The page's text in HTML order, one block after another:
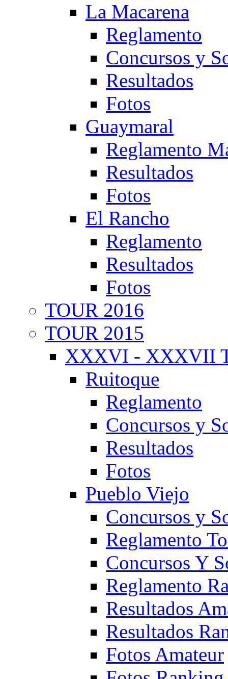
La Macarena
Reglamento
Concursos y
Resultados
Fotos
Guaymaral
Reglamento
Resultados
Fotos
El Rancho
Reglamento
Resultados
Fotos
TOUR 2016
TOUR 2015
XXXVI - XXXVII
Ruitoque
Reglamento
Concursos y
Resultados
Fotos
Pueblo Viejo
Concursos y
Reglamento
Concursos Y
Reglamento
Resultados
Resultados
Fotos Amateur